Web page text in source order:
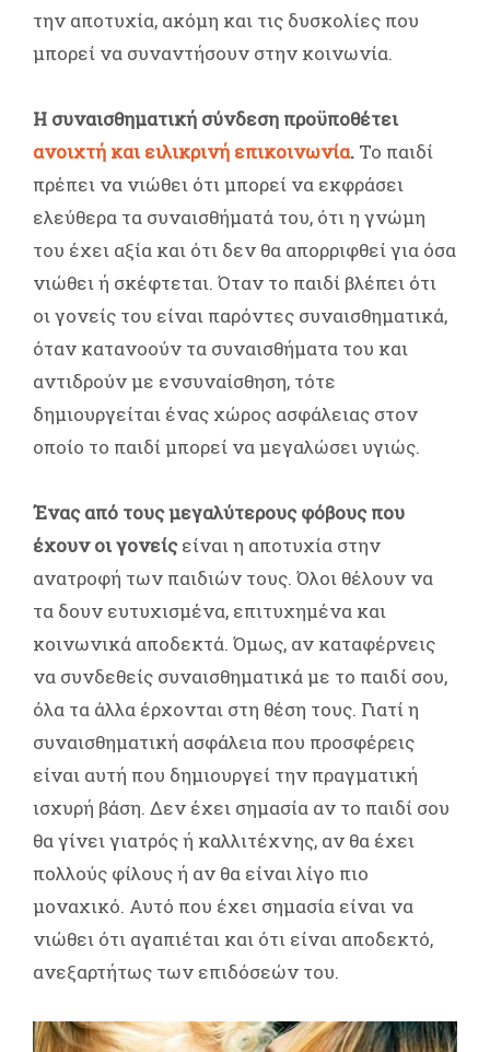
την αποτυχία, ακόμη και τις δυσκολίες που
μπορεί να συναντήσουν στην κοινωνία.
Η συναισθηματική σύνδεση προϋποθέτει
ανοιχτή και ειλικρινή επικοινωνία. Το παιδί
πρέπει να νιώθει ότι μπορεί να εκφράσει
ελεύθερα τα συναισθήματά του, ότι η γνώμη
του έχει αξία και ότι δεν θα απορριφθεί για όσα
νιώθει ή σκέφτεται. Όταν το παιδί βλέπει ότι
οι γονείς του είναι παρόντες συναισθηματικά,
όταν κατανοούν τα συναισθήματα του και
αντιδρούν με ενσυναίσθηση, τότε
δημιουργείται ένας χώρος ασφάλειας στον
οποίο το παιδί μπορεί να μεγαλώσει υγιώς.
Ένας από τους μεγαλύτερους φόβους που
έχουν οι γονείςείναι η αποτυχία στην
ανατροφή των παιδιών τους. Όλοι θέλουν να
τα δουν ευτυχισμένα, επιτυχημένα και
κοινωνικά αποδεκτά. Όμως, αν καταφέρνεις
να συνδεθείς συναισθηματικά με το παιδί σου,
όλα τα άλλα έρχονται στη θέση τους. Γιατί η
συναισθηματική ασφάλεια που προσφέρεις
είναι αυτή που δημιουργεί την πραγματική
ισχυρή βάση. Δεν έχει σημασία αν το παιδί σου
θα γίνει γιατρός ή καλλιτέχνης, αν θα έχει
πολλούς φίλους ή αν θα είναι λίγο πιο
μοναχικό. Αυτό που έχει σημασία είναι να
νιώθει ότι αγαπιέται και ότι είναι αποδεκτό,
ανεξαρτήτως των επιδόσεών του.